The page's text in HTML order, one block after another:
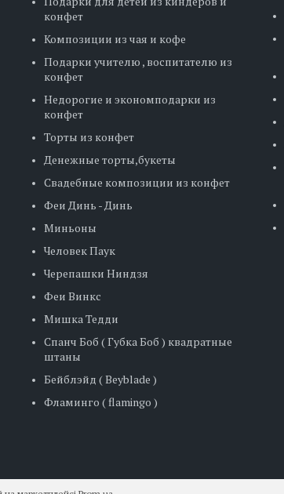
конфет
Композиции из чая и кофе
Подарки учителю , воспитателю из
конфет
Недорогие и экономподарки из
конфет
Торты из конфет
Денежные торты,букеты
Свадебные композиции из конфет
Феи Динь - Динь
Миньоны
Человек Паук
Черепашки Ниндзя
Феи Винкс
Мишка Тедди
Спанч Боб ( Губка Боб ) квадратные
штаны
Бейблэйд ( Beyblade )
Фламинго ( flamingo )